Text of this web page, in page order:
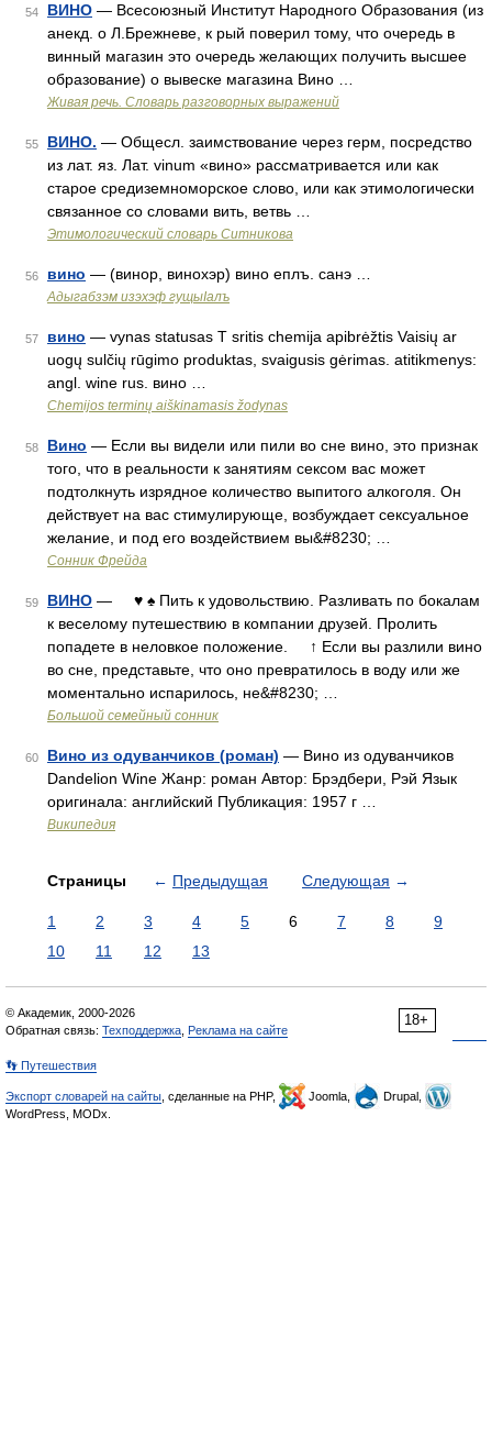
54 ВИНО — Всесоюзный Институт Народного Образования (из
анекд. о Л.Брежневе, к рый поверил тому, что очередь в
винный магазин это очередь желающих получить высшее
образование) о вывеске магазина Вино …
Живая речь. Словарь разговорных выражений
55 ВИНО. — Общесл. заимствование через герм, посредство
из лат. яз. Лат. vinum «вино» рассматривается или как
старое средиземноморское слово, или как этимологически
связанное со словами вить, ветвь …
Этимологический словарь Ситникова
56 вино — (винор, винохэр) вино еплъ. санэ …
Адыгабзэм изэхэф гущыIалъ
57 вино — vynas statusas T sritis chemija apibrėžtis Vaisių ar
uogų sulčių rūgimo produktas, svaigusis gėrimas. atitikmenys:
angl. wine rus. вино …
Chemijos terminų aiškinamasis žodynas
58 Вино — Если вы видели или пили во сне вино, это признак
того, что в реальности к занятиям сексом вас может
подтолкнуть изрядное количество выпитого алкоголя. Он
действует на вас стимулирующе, возбуждает сексуальное
желание, и под его воздействием вы&#8230; …
Cонник Фрейда
59 ВИНО — ♥ ♠ Пить к удовольствию. Разливать по бокалам
к веселому путешествию в компании друзей. Пролить
попадете в неловкое положение. ↑ Если вы разлили вино
во сне, представьте, что оно превратилось в воду или же
моментально испарилось, не&#8230; …
Большой семейный сонник
60 Вино из одуванчиков (роман) — Вино из одуванчиков
Dandelion Wine Жанр: роман Автор: Брэдбери, Рэй Язык
оригинала: английский Публикация: 1957 г …
Википедия
Страницы ← Предыдущая Следующая →
1 2 3 4 5 6 7 8
9
10
11 12 13
18+
© Академик, 2000-2026
Обратная связь: Техподдержка Реклама на сайте
👣 Путешествия
Экспорт словарей на сайты , сделанные на PHP, Joomla,
Drupal,
WordPress, MODx.